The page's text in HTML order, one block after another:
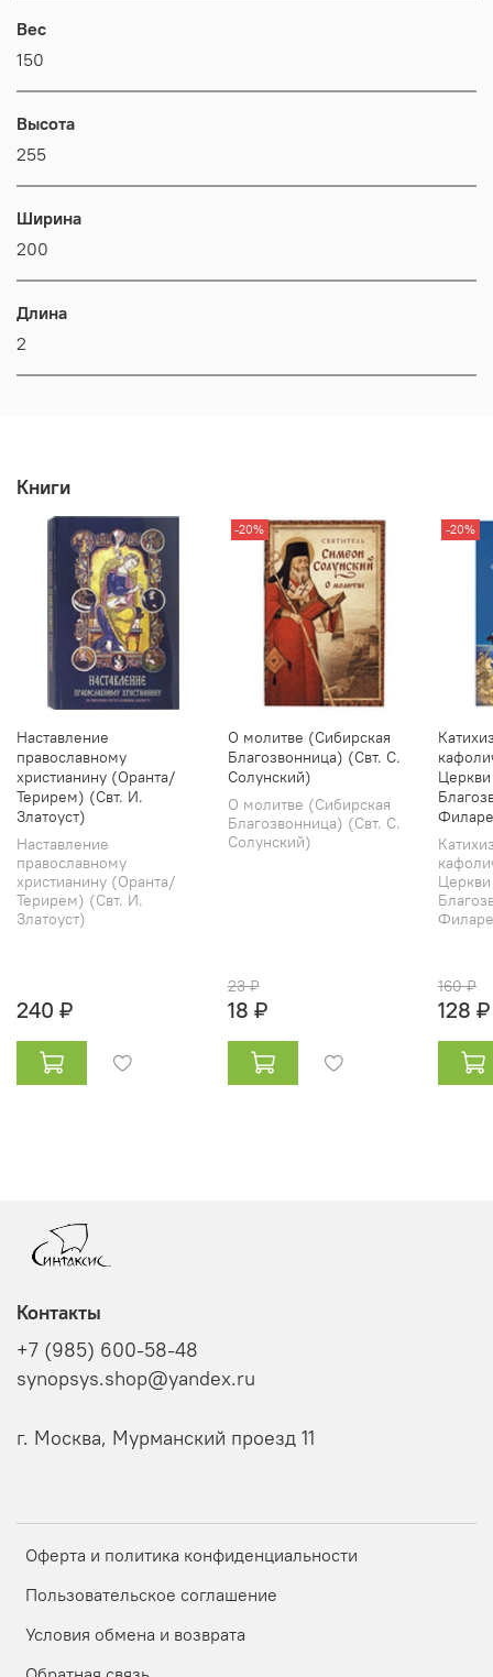
Вес
150
Высота
255
Ширина
200
Длина
2
Книги
Наставление
православному
христианину (Оранта/
Терирем) (Свт. И.
Златоуст)
Наставление
православному
христианину (Оранта/
Терирем) (Свт. И.
Златоуст)
240 ₽
-20%
О молитве (Сибирская
Благозвонница) (Свт. С.
Солунский)
О молитве (Сибирская
Благозвонница) (Свт. С.
Солунский)
23 ₽
18 ₽
-20%
160 ₽
128 ₽
Оферта и политика конфиденциальности
Пользовательское соглашение
Условия обмена и возврата
Контакты
+7 (985) 600-58-48
synopsys.shop@yandex.ru
г. Москва, Мурманский проезд 11